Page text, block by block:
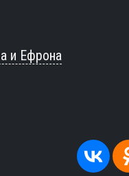
и Ефрона